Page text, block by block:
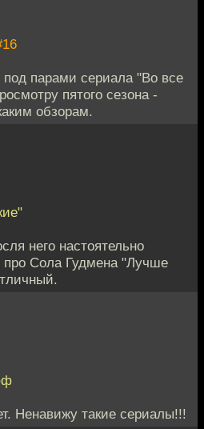
парами сериала "Во все
пятого сезона -
обзорам.
него настоятельно
Сола Гудмена "Лучше
Ненавижу такие сериалы!!!